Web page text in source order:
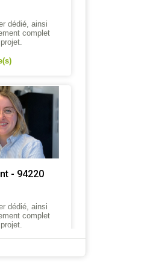
dédié, ainsi
complet
- 94220
dédié, ainsi
complet